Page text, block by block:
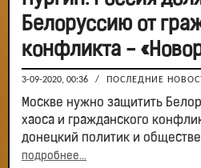
Белоруссию от
конфликта -
3-09-2020, 00:36 / ПОСЛЕДНИЕ
Москве нужно защитить
хаоса и гражданского
донецкий политик и
подробнее...